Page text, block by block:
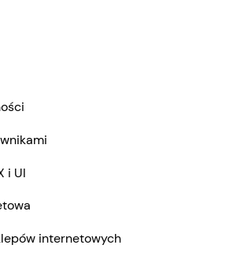
i UI
internetowych